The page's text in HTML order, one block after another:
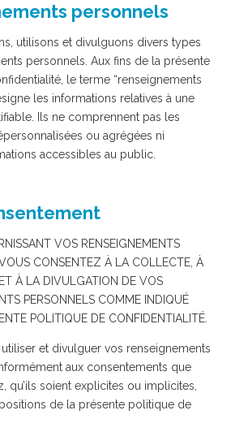
personnels
utilisons et divulguons divers types
personnels. Aux fins de la présente
le terme “renseignements
les informations relatives à une
Ils ne comprennent pas les
ou agrégées ni
accessibles au public.
VOS RENSEIGNEMENTS
CONSENTEZ À LA COLLECTE, À
ET À LA DIVULGATION DE VOS
PERSONNELS COMME INDIQUÉ
POLITIQUE DE CONFIDENTIALITÉ.
et divulguer vos renseignements
aux consentements que
qu’ils soient explicites ou implicites,
de la présente politique de